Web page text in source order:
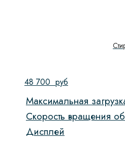
48 700 руб
Максимальная
Скорость вращения
Дисплей